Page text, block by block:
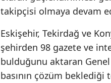
takipçisi olmaya devam
Eskişehir, Tekirdağ ve
şehirden 98 gazete ve
bulduğunu aktaran
basının çözüm